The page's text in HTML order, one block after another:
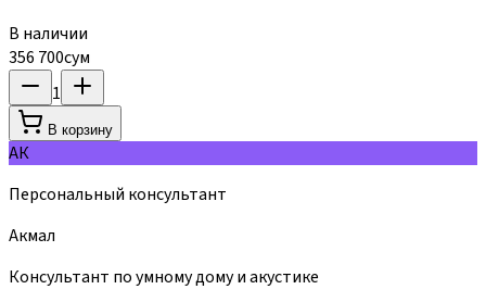
В наличии
356 700сум
1
В корзину
АК
Персональный консультант
Акмал
Консультант по умному дому и акустике